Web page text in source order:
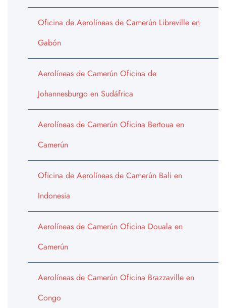
Oficina de Aerolíneas de Camerún Libreville en
Gabón
Aerolíneas de Camerún Oficina de
Johannesburgo en Sudáfrica
Aerolíneas de Camerún Oficina Bertoua en
Camerún
Oficina de Aerolíneas de Camerún Bali en
Indonesia
Aerolíneas de Camerún Oficina Douala en
Camerún
Aerolíneas de Camerún Oficina Brazzaville en
Congo